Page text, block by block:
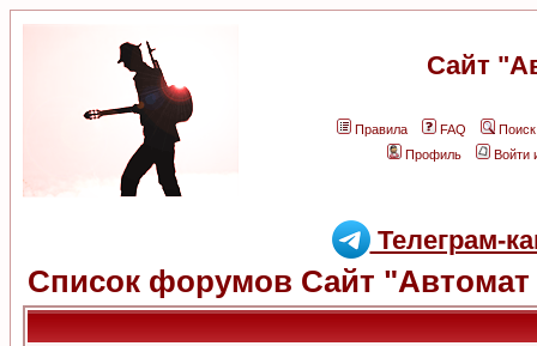
Сайт
Правила FAQ
Поиск
Профиль
Войти
Телеграм-
Список форумов Сайт "Автомат